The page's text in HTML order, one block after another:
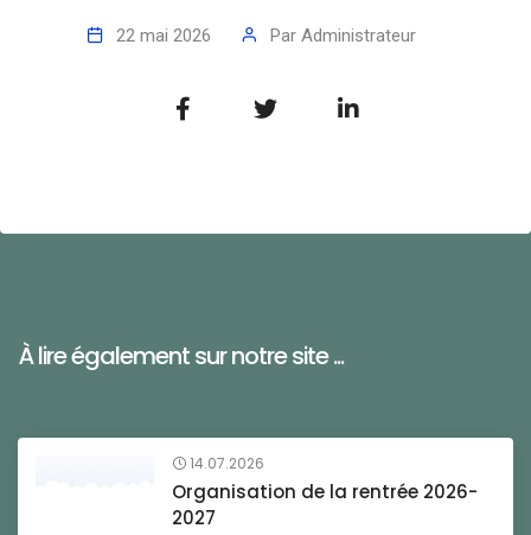
22 mai 2026 Par Administrateur
À lire également sur notre site ...
14.07.2026
Organisation de la rentrée 2026-
2027